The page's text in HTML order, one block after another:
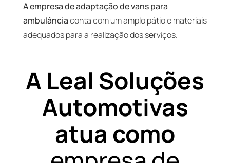
A empresa de adaptação de vans para
ambulânciaconta com um amplo pátio e materiais
adequados para a realização dos serviços.
A Leal Soluções
Automotivas
atua como